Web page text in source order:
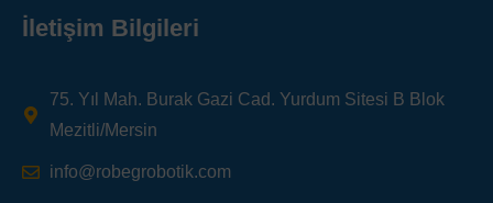
İletişim Bilgileri
75. Yıl Mah. Burak Gazi Cad. Yurdum Sitesi B Blok
Mezitli/Mersin
info@robegrobotik.com